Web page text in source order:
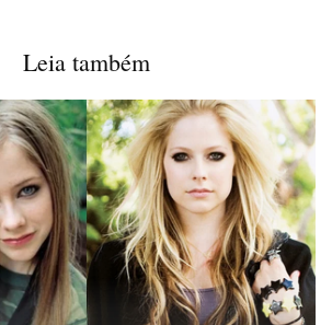
Leia também